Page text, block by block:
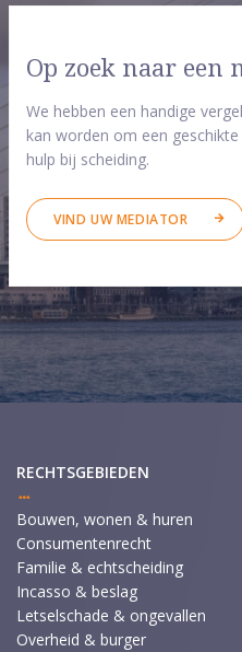
Op zoek naar een
We hebben een handige
kan worden om een
hulp bij scheiding.
VIND UW MEDIATOR
RECHTSGEBIEDEN
Bouwen, wonen & huren
Consumentenrecht
Familie & echtscheiding
Incasso & beslag
Letselschade & ongevallen
Overheid & burger